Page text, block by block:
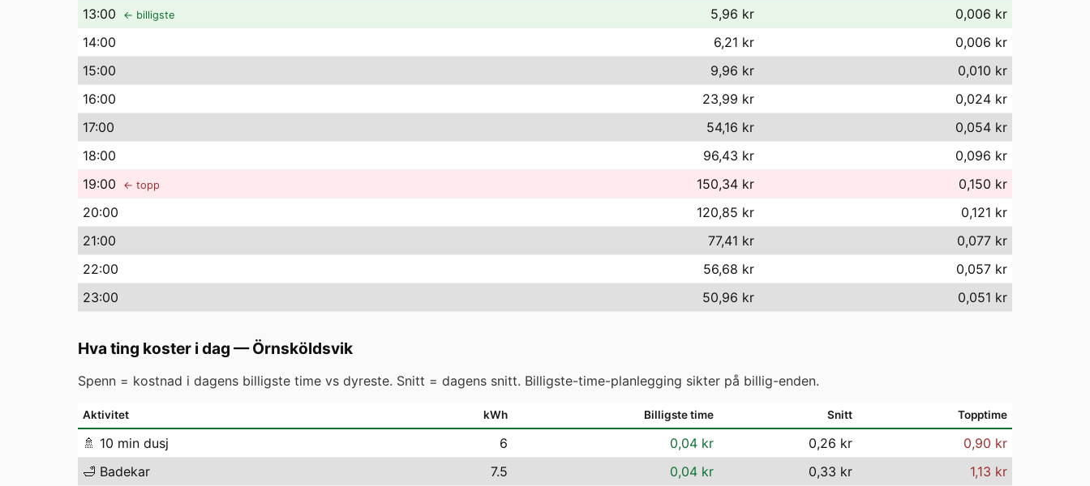
13:00 ← billigste 5,96 kr
0,006 kr
14:00 6,21 kr
0,006 kr
15:00 9,96 kr
0,010 kr
16:00 23,99 kr
0,024 kr
17:00 54,16 kr
0,054 kr
18:00 96,43 kr
0,096 kr
19:00 ← topp 150,34 kr
0,150 kr
20:00 120,85 kr
0,121 kr
21:00 77,41 kr
0,077 kr
22:00 56,68 kr
0,057 kr
23:00 50,96 kr 0,051 kr
Hva ting koster i dag —Örnsköldsvik
Spenn = kostnad i dagens billigste time vs dyreste. Snitt = dagens snitt. Billigste-time-planlegging sikter på billig-enden.
Aktivitet kWh Billigste time Snitt Topptime
🚿 10 min dusj 6 0,04 kr 0,26 kr
0,90 kr
🛁 Badekar 7.5 0,04 kr 0,33 kr
1,13 kr